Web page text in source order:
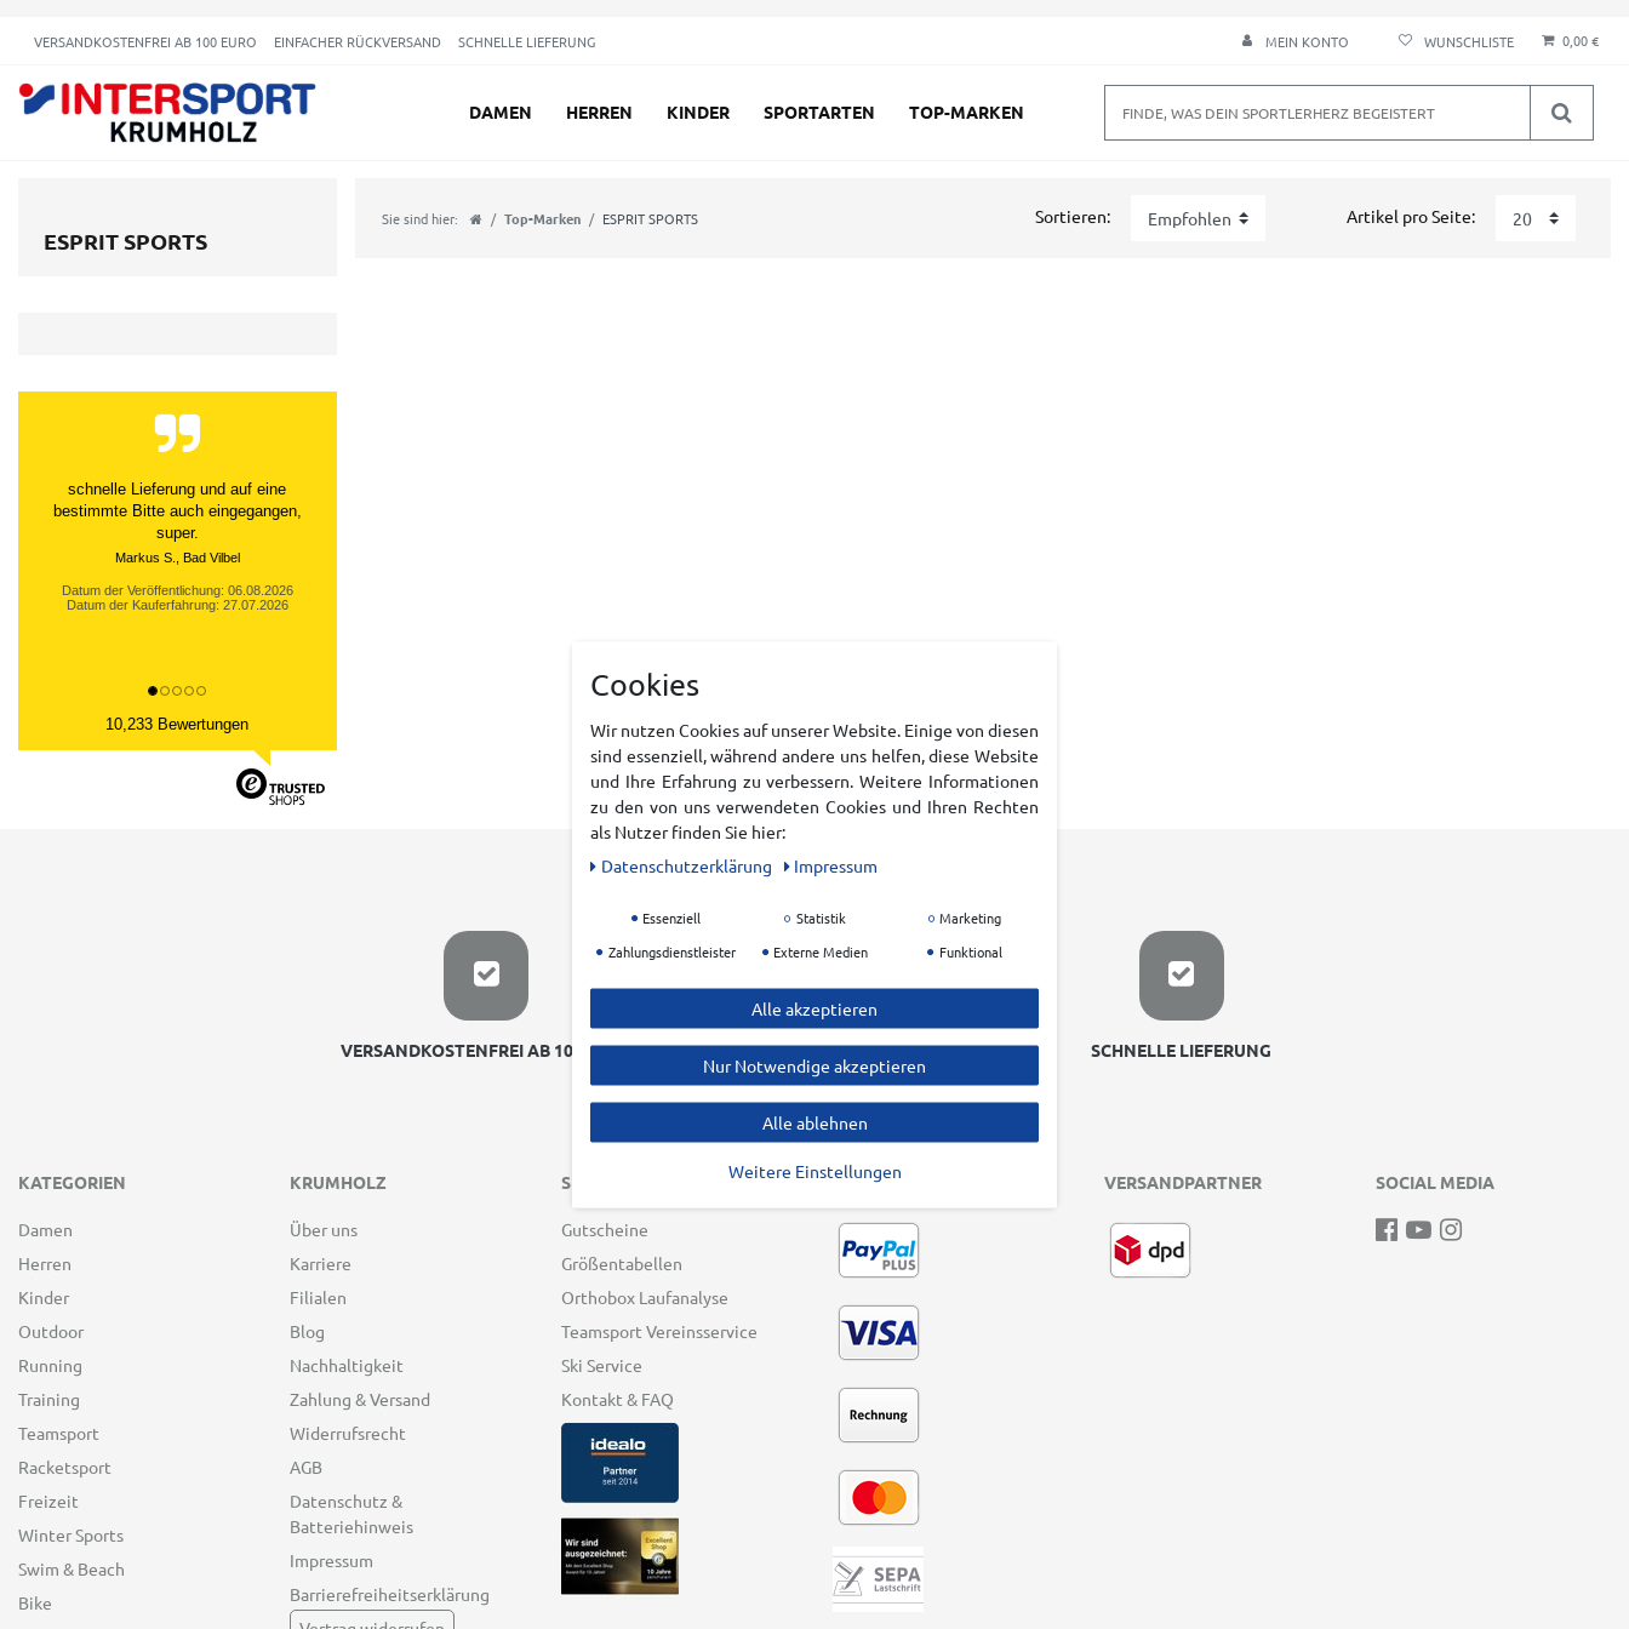
VERSANDKOSTENFREI AB 100 EURO EINFACHER RÜCKVERSAND SCHNELLE LIEFERUNG MEIN KONTO 0,00 €
DAMEN HERREN KINDER SPORTARTEN TOP-MARKEN
ESPRIT SPORTS
Sie sind hier: Top-Marken ESPRIT SPORTS Sortieren: Artikel pro Seite:
schnelle Lieferung und auf eine
bestimmte Bitte auch eingegangen,
super.
Markus S., Bad Vilbel
Datum der Veröffentlichung: 06.08.2026
Datum der Kauferfahrung: 27.07.2026
10,233 Bewertungen
VERSANDKOSTENFREI AB 100 EURO EINFACHER RÜCKVERSAND SCHNELLE LIEFERUNG
KATEGORIEN
Damen
Herren
Kinder
Outdoor
Running
Training
Teamsport
Racketsport
Freizeit
Winter Sports
Swim & Beach
Bike
KRUMHOLZ
Über uns
Karriere
Filialen
Blog
Nachhaltigkeit
Zahlung & Versand
Widerrufsrecht
AGB
Datenschutz &
Batteriehinweis
Impressum
Barrierefreiheitserklärung
SERVICE
Gutscheine
Größentabellen
Orthobox Laufanalyse
Teamsport Vereinsservice
Ski Service
Kontakt & FAQ
ZAHLUNGSARTEN VERSANDPARTNER SOCIAL MEDIA
Cookies
Wir nutzen Cookies auf unserer Website. Einige von diesen
sind essenziell, während andere uns helfen, diese Website
und Ihre Erfahrung zu verbessern. Weitere Informationen
zu den von uns verwendeten Cookies und Ihren Rechten
als Nutzer finden Sie hier:
Daten­schutz­erklärung
Impressum
Essenziell Statistik
Marketing
Zahlungsdienstleister
Externe Medien Funktional
Alle akzeptieren
Nur Notwendige akzeptieren
Alle ablehnen
Weitere Einstellungen